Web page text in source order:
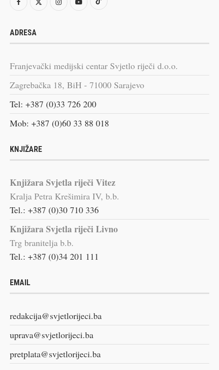
ADRESA
Franjevački medijski centar Svjetlo riječi d.o.o.
Zagrebačka 18, BiH - 71000 Sarajevo
Tel: +387 (0)33 726 200
Mob: +387 (0)60 33 88 018
KNJIŽARE
Knjižara Svjetla riječi Vitez
Kralja Petra Krešimira IV, b.b.
Tel.: +387 (0)30 710 336
Knjižara Svjetla riječi Livno
Trg branitelja b.b.
Tel.: +387 (0)34 201 111
EMAIL
redakcija@svjetlorijeci.ba
uprava@svjetlorijeci.ba
pretplata@svjetlorijeci.ba